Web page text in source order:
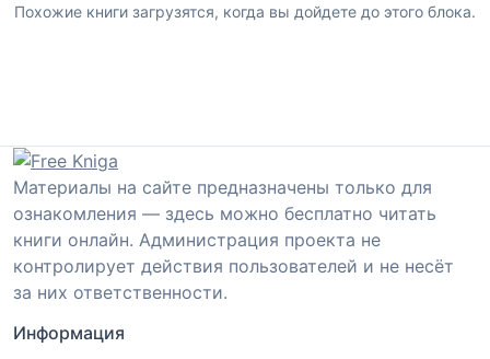
Похожие книги загрузятся, когда вы дойдете до этого блока.
Материалы на сайте предназначены только для
ознакомления — здесь можно бесплатно читать
книги онлайн. Администрация проекта не
контролирует действия пользователей и не несёт
за них ответственности.
Информация